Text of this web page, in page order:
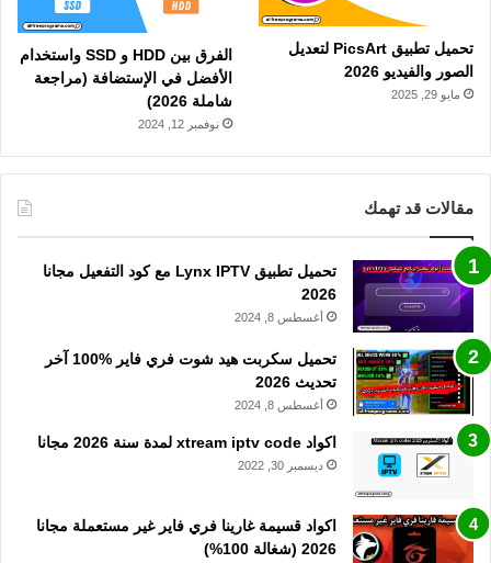
تحميل تطبيق PicsArt لتعديل
الصور والفيديو 2026
مايو 29, 2025
الفرق بين HDD و SSD واستخدام
الأفضل في الإستضافة (مراجعة
شاملة 2026)
نوفمبر 12, 2024
مقالات قد تهمك
تحميل تطبيق Lynx IPTV مع كود التفعيل مجانا
2026
أغسطس 8, 2024
تحميل سكربت هيد شوت فري فاير %100 آخر
تحديث 2026
أغسطس 8, 2024
اكواد xtream iptv code لمدة سنة 2026 مجانا
ديسمبر 30, 2022
اكواد قسيمة غارينا فري فاير غير مستعملة مجانا
2026 (شغالة 100%)